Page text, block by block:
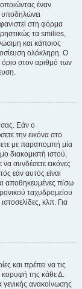
έναν
στη φόρμα
τα smilies,
και κάποιος
ολόκληρη. Ο
όριο στον αριθμό των
σας. Εάν ο
την εικόνα στο
με παραπομπή μία
διακομιστή ιστού,
συνδέσετε εικόνες
εάν αυτός είναι
αποθηκευμένες πίσω
ταχυδρομείου
κλπ. Για
και πρέπει να τις
κορυφή της κάθε Δ.
ανακοίνωσης